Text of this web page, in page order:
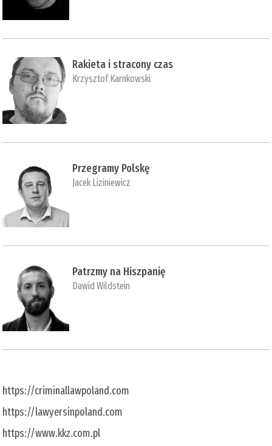
Rakieta i stracony czas
Krzysztof Karnkowski
Przegramy Polskę
Jacek Liziniewicz
Patrzmy na Hiszpanię
Dawid Wildstein
https://criminallawpoland.com
https://lawyersinpoland.com
https://www.kkz.com.pl